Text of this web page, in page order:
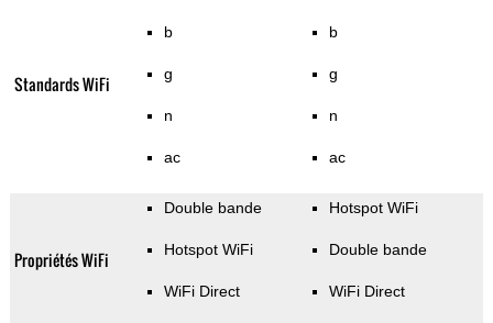
Standards WiFi
b
g
n
ac
b
g
n
ac
Propriétés WiFi
Double bande
Hotspot WiFi
WiFi Direct
Hotspot WiFi
Double bande
WiFi Direct